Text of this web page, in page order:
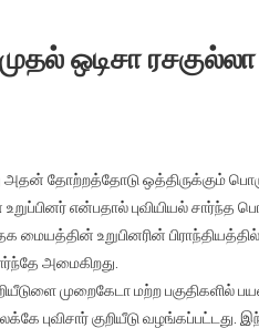
முதல் ஒடிசா
அதன் தோற்றத்தோடு ஒத்திருக்கும்
என்பதால் புவியியல்
மையத்தின் உறுபினரின்
அமைகிறது.
முறைகேடா மற்ற பகுதிகளில்
புவிசார் குறியீடு வழங்கப்பட்டது.